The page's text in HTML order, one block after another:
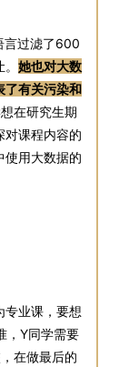
言过滤了600
她也对大数
了有关污染和
在研究生期
对课程内容的
使用大数据的
专业课，要想
，Y同学需要
在做最后的